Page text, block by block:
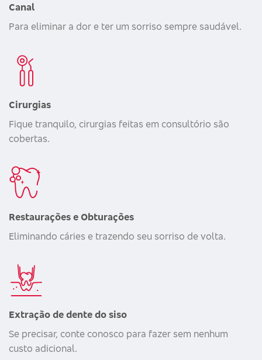
Canal
Para eliminar a dor e ter um sorriso sempre saudável.
Cirurgias
Fique tranquilo, cirurgias feitas em consultório são
cobertas.
Restaurações e Obturações
Eliminando cáries e trazendo seu sorriso de volta.
Extração de dente do siso
Se precisar, conte conosco para fazer sem nenhum
custo adicional.